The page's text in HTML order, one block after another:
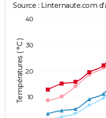
Températures ( °C )
Source : Linternaute.com
10
20
30
40